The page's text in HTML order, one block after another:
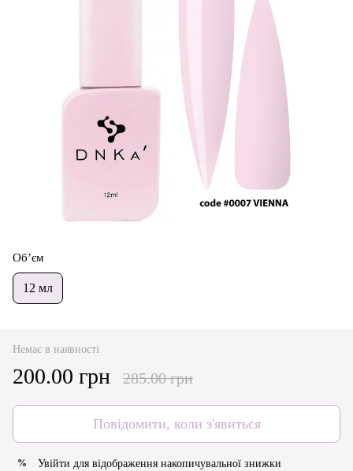
Об’єм
12 мл
Немає в наявності
200.00 грн 285.00 грн
Повідомити, коли з'явиться
% Увійти для відображення накопичувальної знижки